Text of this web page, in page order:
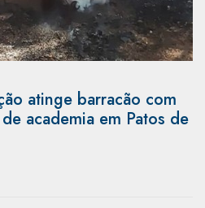
atinge barracão com
academia em Patos de